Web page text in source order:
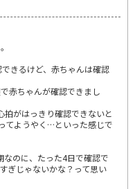
きるけど、赤ちゃんは確認
赤ちゃんが確認できまし
拍がはっきり確認できないと
てようやく…といった感じで
なのに、たった4日で確認で
ぎじゃないかな？って思い